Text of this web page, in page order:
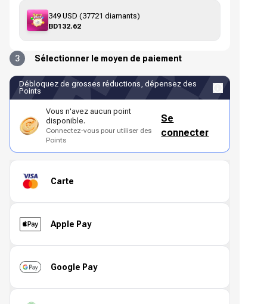
349 USD (37721 diamants)
BD132.62
3 Sélectionner le moyen de paiement
Débloquez de grosses réductions, dépensez des
Points
Vous n'avez aucun point
disponible.
Connectez-vous pour utiliser des
Points
Se
connecter
Carte
Apple Pay
Google Pay